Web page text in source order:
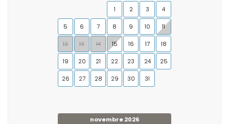
1
2 3 4
5 6 7 8 9 10 11
12 13 14 15 16 17 18
19 20 21 22 23 24 25
26 27 28 29 30 31
novembre 2026